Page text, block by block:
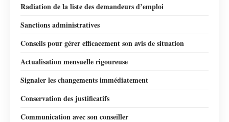
Radiation de la liste des demandeurs d’emploi
Sanctions administratives
Conseils pour gérer efficacement son avis de situation
Actualisation mensuelle rigoureuse
Signaler les changements immédiatement
Conservation des justificatifs
Communication avec son conseiller